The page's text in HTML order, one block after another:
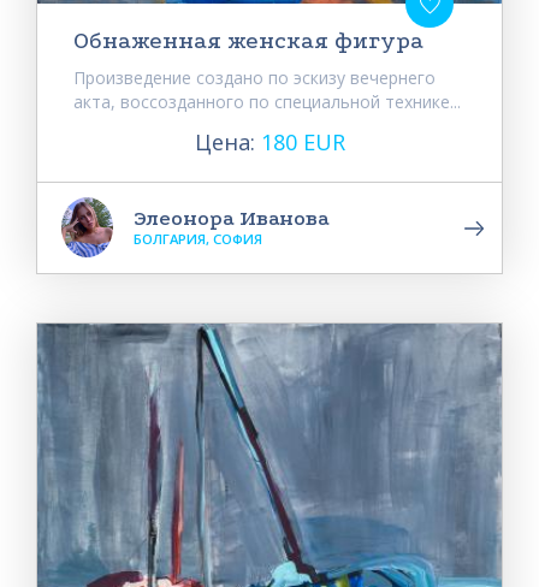
Обнаженная женская фигура
Произведение создано по эскизу вечернего
акта, воссозданного по специальной технике...
Цена: 180 EUR
Элеонора Иванова
БОЛГАРИЯ, СОФИЯ